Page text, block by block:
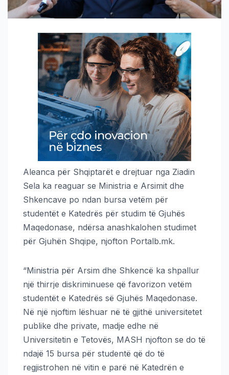
Aleanca për Shqiptarët e drejtuar nga Ziadin
Sela ka reaguar se Ministria e Arsimit dhe
Shkencave po ndan bursa vetëm për
studentët e Katedrës për studim të Gjuhës
Maqedonase, ndërsa anashkalohen studimet
për Gjuhën Shqipe, njofton Portalb.mk.
“Ministria për Arsim dhe Shkencë ka shpallur
një thirrje diskriminuese që favorizon vetëm
studentët e Katedrës së Gjuhës Maqedonase.
Në një njoftim lëshuar në të gjithë universitetet
publike dhe private, madje edhe në
Universitetin e Tetovës, MASH njofton se do të
ndajë 15 bursa për studentë që do të
regjistrohen në vitin e parë në Katedrën e